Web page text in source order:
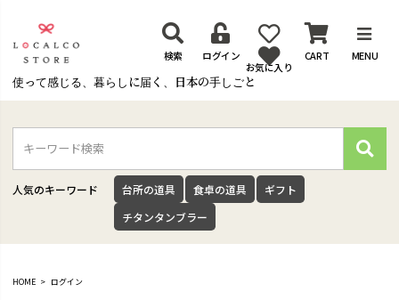
使って感じる、暮らしに届く、日本の手しごと
検索
ログイン
お気に入り
CART MENU
検
索
人気のキーワード 台所の道具 食卓の道具
ギフト
チタンタンブラー
HOME ログイン